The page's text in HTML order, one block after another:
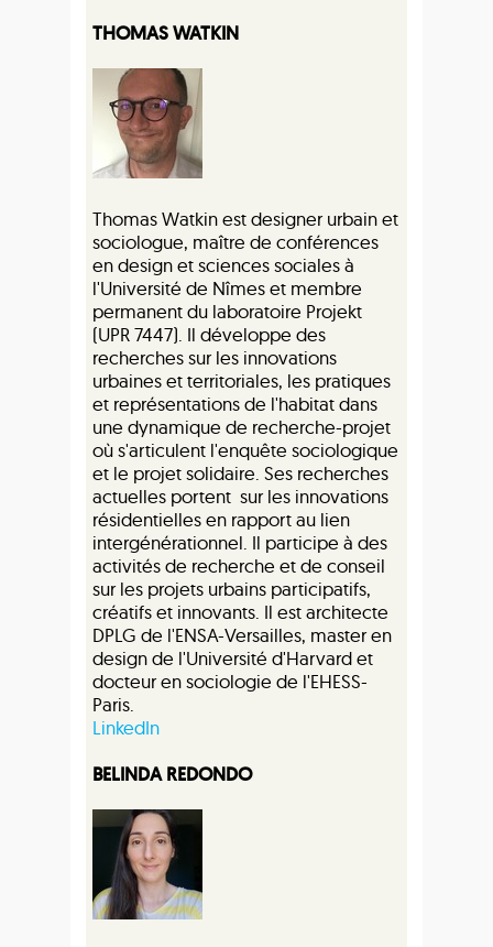
THOMAS WATKIN
Thomas Watkin est designer urbain et
sociologue, maître de conférences
en design et sciences sociales à
l'Université de Nîmes et membre
permanent du laboratoire Projekt
(UPR 7447). Il développe des
recherches sur les innovations
urbaines et territoriales, les pratiques
et représentations de l'habitat dans
une dynamique de recherche-projet
où s'articulent l'enquête sociologique
et le projet solidaire. Ses recherches
actuelles portent sur les innovations
résidentielles en rapport au lien
intergénérationnel. Il participe à des
activités de recherche et de conseil
sur les projets urbains participatifs,
créatifs et innovants. Il est architecte
DPLG de l'ENSA-Versailles, master en
design de l'Université d'Harvard et
docteur en sociologie de l'EHESS-
Paris.
LinkedIn
BELINDA REDONDO